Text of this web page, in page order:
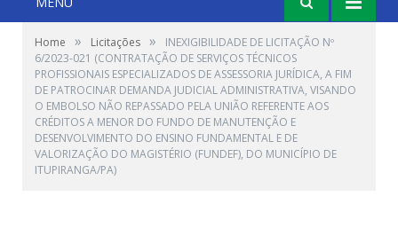
Home » Licitações »
INEXIGIBILIDADE DE LICITAÇÃO Nº
6/2023-021 (CONTRATAÇÃO DE SERVIÇOS TÉCNICOS
PROFISSIONAIS ESPECIALIZADOS DE ASSESSORIA JURÍDICA, A FIM
DE PATROCINAR DEMANDA JUDICIAL ADMINISTRATIVA, VISANDO
O EMBOLSO NÃO REPASSADO PELA UNIÃO REFERENTE AOS
CRÉDITOS A MENOR DO FUNDO DE MANUTENÇÃO E
DESENVOLVIMENTO DO ENSINO FUNDAMENTAL E DE
VALORIZAÇÃO DO MAGISTÉRIO (FUNDEF), DO MUNICÍPIO DE
ITUPIRANGA/PA)